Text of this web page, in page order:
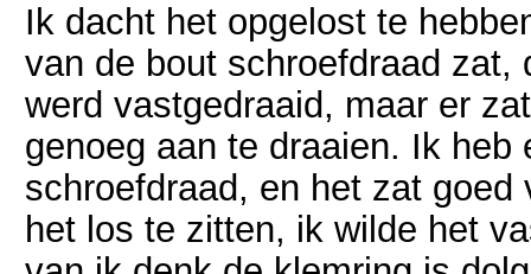
Ik dacht het opgelost te
van de bout schroefdraad zat,
werd vastgedraaid, maar er
genoeg aan te draaien. Ik
schroefdraad, en het zat
het los te zitten, ik wilde het